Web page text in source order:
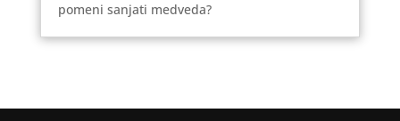
pomeni sanjati medveda?